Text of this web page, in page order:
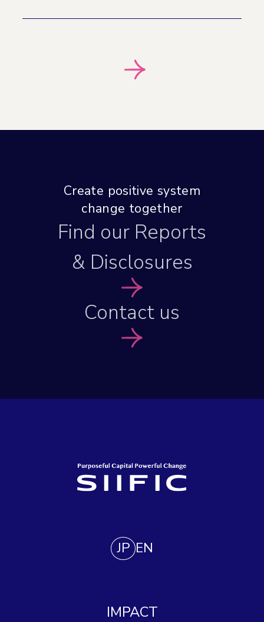
Create positive system
change together
Find our Reports
& Disclosures
Contact us
JP EN
IMPACT